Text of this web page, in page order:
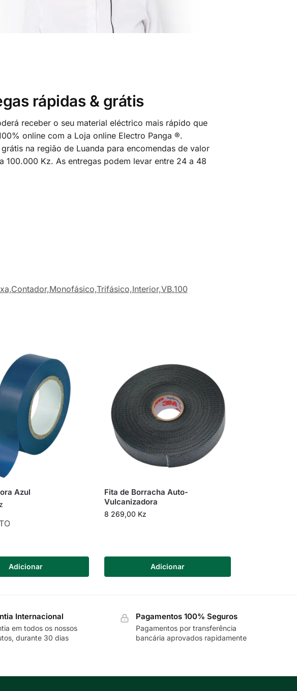
rápidas & grátis
receber o seu material eléctrico mais rápido que
online com a Loja online Electro Panga ®.
grátis na região de Luanda para encomendas de valor
100.000 Kz. As entregas podem levar entre 24 a 48
Azul
Adicionar
Fita de Borracha Auto-
Vulcanizadora
8 269,00 Kz
Adicionar
Internacional
em todos os nossos
durante 30 dias
Pagamentos 100% Seguros
Pagamentos por transferência
bancária aprovados rapidamente